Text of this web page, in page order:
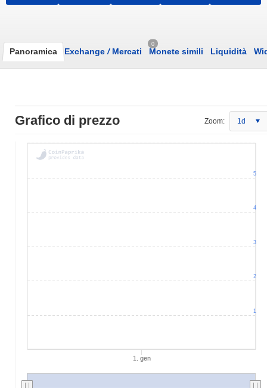
Panoramica Exchange /Mercati
0
Monete simili Liquidità
Grafico di prezzo Zoom: 1d
1. gen
1
2
3
4
5